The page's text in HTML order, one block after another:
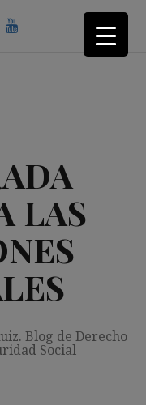
LAS
Blog de Derecho
Social